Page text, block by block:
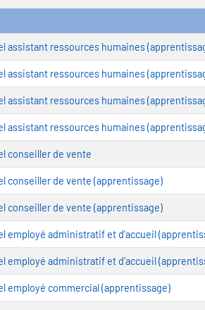
assistant ressources humaines
assistant ressources humaines
assistant ressources humaines
assistant ressources humaines
conseiller de vente
conseiller de vente (apprentissage)
conseiller de vente (apprentissage)
employé administratif et d'accueil
employé administratif et d'accueil
employé commercial (apprentissage)